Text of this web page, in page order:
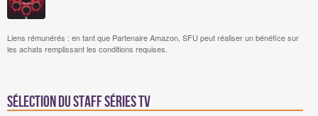
Liens rémunérés : en tant que Partenaire Amazon, SFU peut réaliser un bénéfice sur
les achats remplissant les conditions requises.
Sélection du staff Séries TV